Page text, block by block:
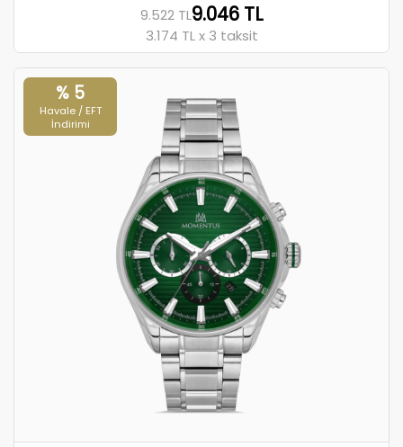
9.522 TL9.046 TL
3.174 TL x 3 taksit
% 5
Havale / EFT
İndirimi